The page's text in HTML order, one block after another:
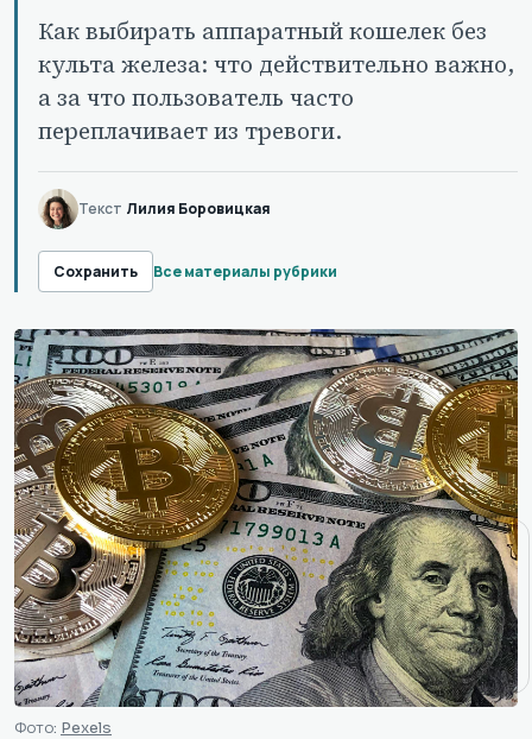
Как выбирать аппаратный кошелек без
культа железа: что действительно важно,
а за что пользователь часто
переплачивает из тревоги.
Текст Лилия Боровицкая
Сохранить Все материалы рубрики
Фото: Pexels